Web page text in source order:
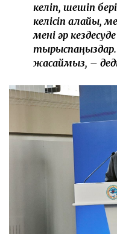
келіп, шешіп
келісіп алайық,
мені әр
жасаймыз, –